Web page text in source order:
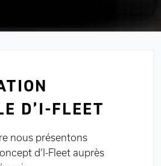
D’I-FLEET
nous présentons
d’I-Fleet auprès